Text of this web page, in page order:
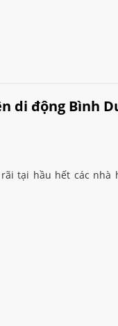
di động Bình
tại hầu hết các nhà